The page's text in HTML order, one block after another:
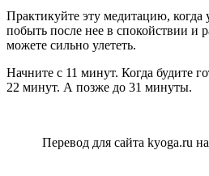
Практикуйте эту медитацию, когда
побыть после нее в спокойствии и
можете сильно улететь.
Начните с 11 минут. Когда будите
22 минут. А позже до 31 минуты.
Перевод для сайта kyoga.ru